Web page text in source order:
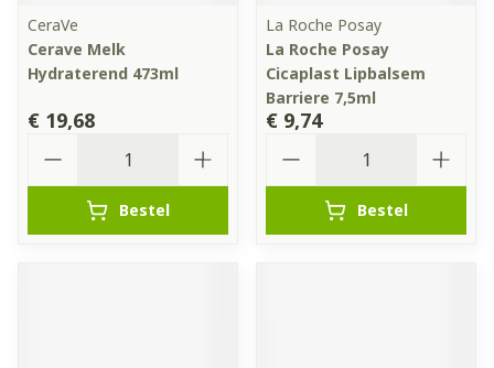
CeraVe
Cerave Melk
Hydraterend 473ml
€ 19,68
Bestel
La Roche Posay
La Roche Posay
Cicaplast Lipbalsem
Barriere 7,5ml
€ 9,74
Bestel